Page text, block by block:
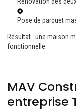
Pose de parquet
Résultat : une maison
fonctionnelle.
MAV
entreprise